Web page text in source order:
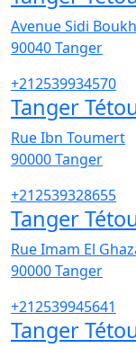
Avenue Sidi
90040Tanger
+212539934570
Tanger
Rue Ibn Toumert
90000Tanger
+212539328655
Tanger
Rue Imam El
90000Tanger
+212539945641
Tanger